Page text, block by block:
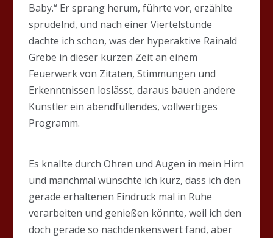
Baby.“ Er sprang herum, führte vor, erzählte
sprudelnd, und nach einer Viertelstunde
dachte ich schon, was der hyperaktive Rainald
Grebe in dieser kurzen Zeit an einem
Feuerwerk von Zitaten, Stimmungen und
Erkenntnissen loslässt, daraus bauen andere
Künstler ein abendfüllendes, vollwertiges
Programm.
Es knallte durch Ohren und Augen in mein Hirn
und manchmal wünschte ich kurz, dass ich den
gerade erhaltenen Eindruck mal in Ruhe
verarbeiten und genießen könnte, weil ich den
doch gerade so nachdenkenswert fand, aber